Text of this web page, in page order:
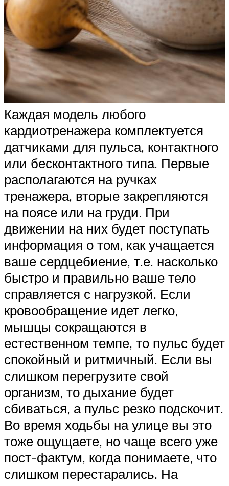
Каждая модель любого
кардиотренажера комплектуется
датчиками для пульса, контактного
или бесконтактного типа. Первые
располагаются на ручках
тренажера, вторые закрепляются
на поясе или на груди. При
движении на них будет поступать
информация о том, как учащается
ваше сердцебиение, т.е. насколько
быстро и правильно ваше тело
справляется с нагрузкой. Если
кровообращение идет легко,
мышцы сокращаются в
естественном темпе, то пульс будет
спокойный и ритмичный. Если вы
слишком перегрузите свой
организм, то дыхание будет
сбиваться, а пульс резко подскочит.
Во время ходьбы на улице вы это
тоже ощущаете, но чаще всего уже
пост-фактум, когда понимаете, что
слишком перестарались. На